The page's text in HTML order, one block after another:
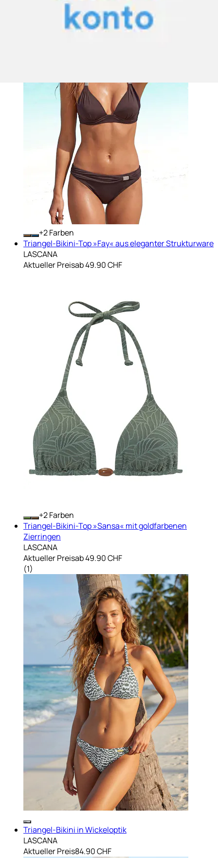
+ Farben
Triangel-Bikini-Top »Fay« aus eleganter Strukturware
LASCANA
Aktueller Preisab49.90 CHF
+ Farben
Triangel-Bikini-Top »Sansa« mit goldfarbenen
Zierringen
LASCANA
Aktueller Preisab49.90 CHF
(1)
Triangel-Bikini in Wickeloptik
LASCANA
Aktueller Preis84.90 CHF